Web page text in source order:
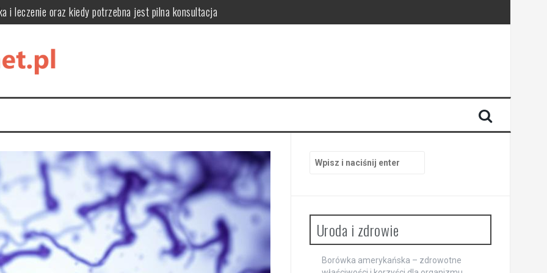
i leczenie oraz kiedy potrzebna jest pilna konsultacja
zastosowanie w kosmetykach
style i funkcjonalne rozwiązania do domowej biblioteki
Uroda i zdrowie
Borówka amerykańska – zdrowotne